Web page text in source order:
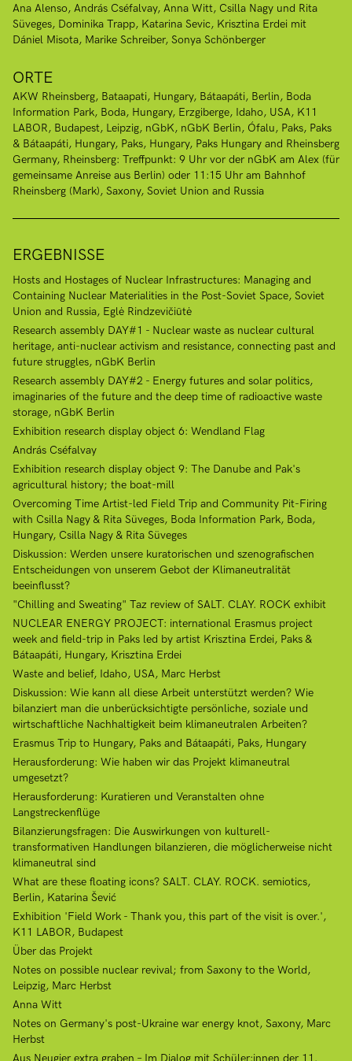
Ana Alenso András Cséfalvay Anna Witt Csilla Nagy und Rita
Süveges Dominika Trapp Katarina Sevic Krisztina Erdei mit
Dániel Misota Marike Schreiber Sonya Schönberger
ORTE
AKW Rheinsberg Bataapati, Hungary Bátaapáti Berlin Boda
Information Park, Boda, Hungary Erzgiberge Idaho, USA K11
LABOR, Budapest Leipzig nGbK nGbK Berlin Ófalu Paks Paks
& Bátaapáti, Hungary Paks, Hungary Paks Hungary and Rheinsberg
Germany Rheinsberg: Treffpunkt: 9 Uhr vor der nGbK am Alex (für
gemeinsame Anreise aus Berlin) oder 11:15 Uhr am Bahnhof
Rheinsberg (Mark) Saxony Soviet Union and Russia
ERGEBNISSE
Hosts and Hostages of Nuclear Infrastructures: Managing and
Containing Nuclear Materialities in the Post-Soviet Space, Soviet
Union and Russia, Eglė Rindzevičiūtė
Research assembly DAY#1 - Nuclear waste as nuclear cultural
heritage, anti-nuclear activism and resistance, connecting past and
future struggles, nGbK Berlin
Research assembly DAY#2 - Energy futures and solar politics,
imaginaries of the future and the deep time of radioactive waste
storage, nGbK Berlin
Exhibition research display object 6: Wendland Flag
András Cséfalvay
Exhibition research display object 9: The Danube and Pak's
agricultural history; the boat-mill
Overcoming Time Artist-led Field Trip and Community Pit-Firing
with Csilla Nagy & Rita Süveges, Boda Information Park, Boda,
Hungary, Csilla Nagy & Rita Süveges
Diskussion: Werden unsere kuratorischen und szenografischen
Entscheidungen von unserem Gebot der Klimaneutralität
beeinflusst?
"Chilling and Sweating" Taz review of SALT. CLAY. ROCK exhibit
NUCLEAR ENERGY PROJECT: international Erasmus project
week and field-trip in Paks led by artist Krisztina Erdei, Paks &
Bátaapáti, Hungary, Krisztina Erdei
Waste and belief, Idaho, USA, Marc Herbst
Diskussion: Wie kann all diese Arbeit unterstützt werden? Wie
bilanziert man die unberücksichtigte persönliche, soziale und
wirtschaftliche Nachhaltigkeit beim klimaneutralen Arbeiten?
Erasmus Trip to Hungary, Paks and Bátaapáti, Paks, Hungary
Herausforderung: Wie haben wir das Projekt klimaneutral
umgesetzt?
Herausforderung: Kuratieren und Veranstalten ohne
Langstreckenflüge
Bilanzierungsfragen: Die Auswirkungen von kulturell-
transformativen Handlungen bilanzieren, die möglicherweise nicht
klimaneutral sind
What are these floating icons? SALT. CLAY. ROCK. semiotics,
Berlin, Katarina Šević
Exhibition 'Field Work - Thank you, this part of the visit is over.',
K11 LABOR, Budapest
Über das Projekt
Notes on possible nuclear revival; from Saxony to the World,
Leipzig, Marc Herbst
Anna Witt
Notes on Germany's post-Ukraine war energy knot, Saxony, Marc
Herbst
Aus Neugier extra graben – Im Dialog mit Schüler:innen der 11.